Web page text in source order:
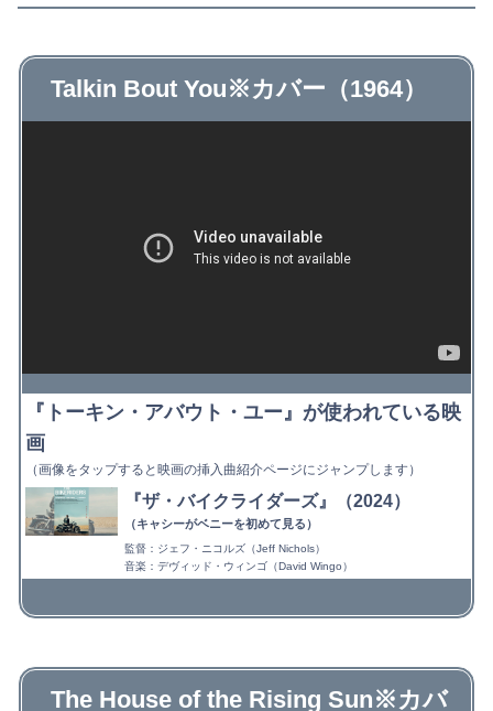
Talkin Bout You※カバー（1964）
『トーキン・アバウト・ユー』が使われている映
画
（画像をタップすると映画の挿入曲紹介ページにジャンプします）
『ザ・バイクライダーズ』（2024）
（キャシーがベニーを初めて見る）
監督：ジェフ・ニコルズ（Jeff Nichols）
音楽：デヴィッド・ウィンゴ（David Wingo）
The House of the Rising Sun※カバ